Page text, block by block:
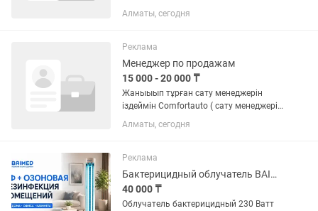
работы не требуется - всему обучим! •
Наличие телефона (Android/iOS) •
Условия: • Доход...
Алматы, сегодня
Реклама
Менеджер по продажам
15 000 - 20 000 ₸
Жаныыып тұрған сату менеджерін
іздеймін Comfortauto ( сату менеджері
керек ) Оплата: күнделікті от продаж
15к-20к-30к Немесе аптасына: 100
Часы работы: 11:00-21:00...
Алматы, сегодня
Реклама
Бактерицидный облучатель BAIMED 2 на 30 Вт на стойке передвижной
40 000 ₸
Облучатель бактерицидный 230 Ватт